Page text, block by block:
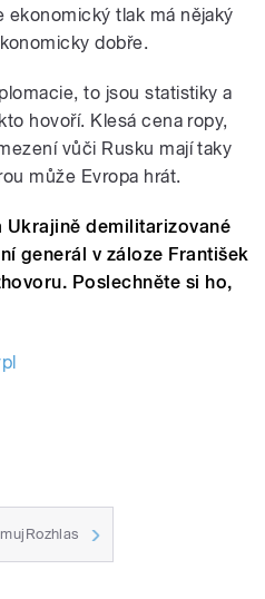
ekonomický tlak má nějaký
dobře.
to jsou statistiky a
hovoří. Klesá cena ropy,
vůči Rusku mají taky
může Evropa hrát.
Ukrajině demilitarizované
generál v záloze František
Poslechněte si ho,